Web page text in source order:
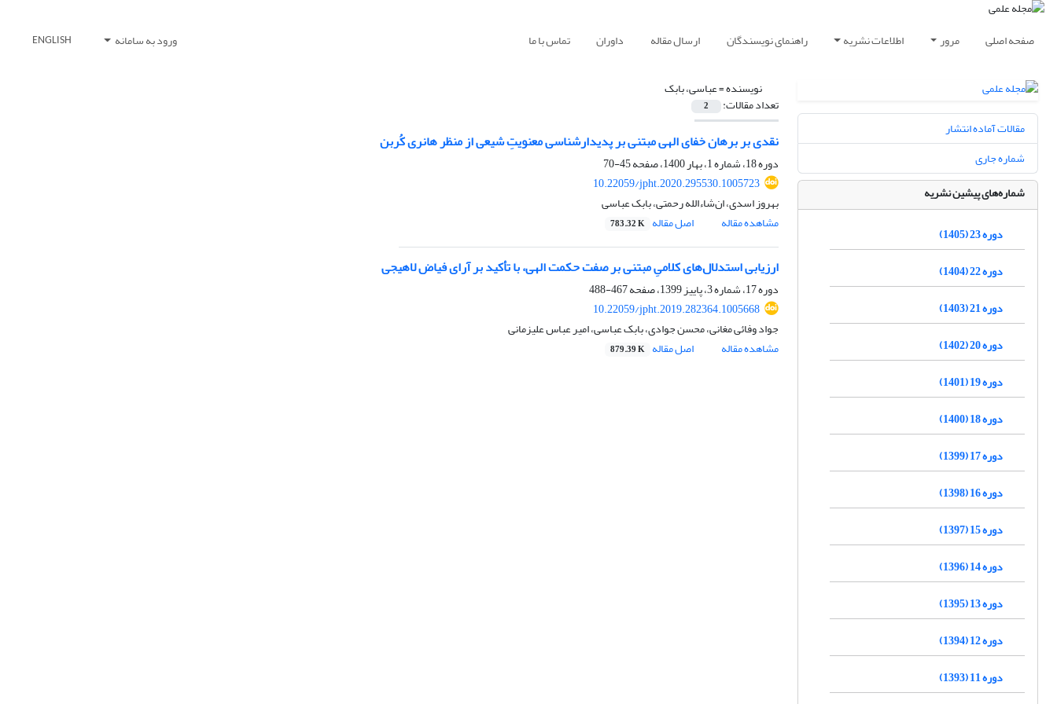
صفحه اصلی مرور اطلاعات نشریه راهنمای نویسندگان ارسال مقاله داوران تماس با ما ورود به سامانه ENGLISH
نویسنده =عباسی، بابک
تعداد مقالات: 2
نقدی بر برهان خفای الهی مبتنی بر پدیدارشناسی معنویتِ شیعی از منظر هانری کُربن
دوره 18، شماره 1، بهار 1400، صفحه
45-70
10.22059/jpht.2020.295530.1005723
بهروز اسدی، ان‌شاءالله رحمتی، بابک عباسی
مشاهده مقاله
اصل مقاله 783.32 K
ارزیابی استدلال‌های کلامیِ مبتنی بر صفت حکمت الهی، با تأکید بر آرای فیاض لاهیجی
دوره 17، شماره 3، پاییز 1399، صفحه
467-488
10.22059/jpht.2019.282364.1005668
جواد وفائی مغانی، محسن جوادی، بابک عباسی، امیر عباس علیزمانی
مشاهده مقاله
اصل مقاله 879.39 K
مقالات آماده انتشار
شماره جاری
شماره‌های پیشین نشریه
دوره 23 (1405)
دوره 22 (1404)
دوره 21 (1403)
دوره 20 (1402)
دوره 19 (1401)
دوره 18 (1400)
دوره 17 (1399)
دوره 16 (1398)
دوره 15 (1397)
دوره 14 (1396)
دوره 13 (1395)
دوره 12 (1394)
دوره 11 (1393)